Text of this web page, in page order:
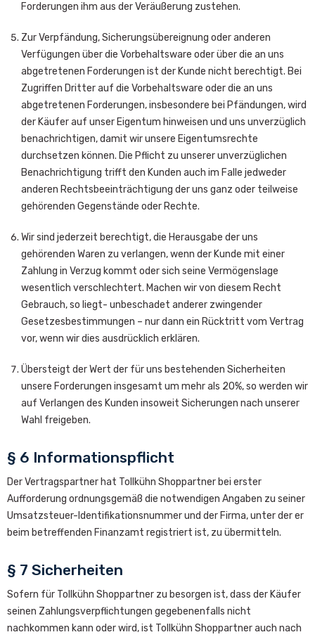
Forderungen ihm aus der Veräußerung zustehen.
Zur Verpfändung, Sicherungsübereignung oder anderen
Verfügungen über die Vorbehaltsware oder über die an uns
abgetretenen Forderungen ist der Kunde nicht berechtigt. Bei
Zugriffen Dritter auf die Vorbehaltsware oder die an uns
abgetretenen Forderungen, insbesondere bei Pfändungen, wird
der Käufer auf unser Eigentum hinweisen und uns unverzüglich
benachrichtigen, damit wir unsere Eigentumsrechte
durchsetzen können. Die Pflicht zu unserer unverzüglichen
Benachrichtigung trifft den Kunden auch im Falle jedweder
anderen Rechtsbeeinträchtigung der uns ganz oder teilweise
gehörenden Gegenstände oder Rechte.
Wir sind jederzeit berechtigt, die Herausgabe der uns
gehörenden Waren zu verlangen, wenn der Kunde mit einer
Zahlung in Verzug kommt oder sich seine Vermögenslage
wesentlich verschlechtert. Machen wir von diesem Recht
Gebrauch, so liegt- unbeschadet anderer zwingender
Gesetzesbestimmungen – nur dann ein Rücktritt vom Vertrag
vor, wenn wir dies ausdrücklich erklären.
Übersteigt der Wert der für uns bestehenden Sicherheiten
unsere Forderungen insgesamt um mehr als 20%, so werden wir
auf Verlangen des Kunden insoweit Sicherungen nach unserer
Wahl freigeben.
§ 6 Informationspflicht
Der Vertragspartner hat Tollkühn Shoppartner bei erster
Aufforderung ordnungsgemäß die notwendigen Angaben zu seiner
Umsatzsteuer-Identifikationsnummer und der Firma, unter der er
beim betreffenden Finanzamt registriert ist, zu übermitteln.
§ 7 Sicherheiten
Sofern für Tollkühn Shoppartner zu besorgen ist, dass der Käufer
seinen Zahlungsverpflichtungen gegebenenfalls nicht
nachkommen kann oder wird, ist Tollkühn Shoppartner auch nach